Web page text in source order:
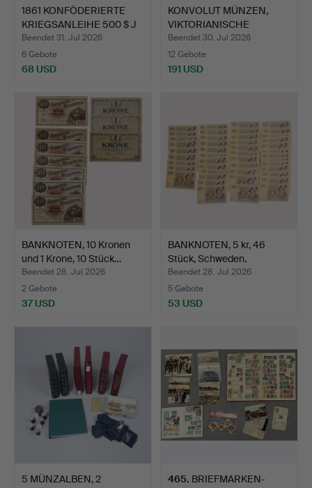
1861 KONFÖDERIERTE
KRIEGSANLEIHE 500 $ J
P…
Beendet 31. Jul 2026
6 Gebote
68 USD
KONVOLUT MÜNZEN,
VIKTORIANISCHE
POLIZEIPFE…
Beendet 30. Jul 2026
12 Gebote
191 USD
BANKNOTEN, 10 Kronen
und 1 Krone, 10 Stück…
Beendet 28. Jul 2026
2 Gebote
37 USD
BANKNOTEN, 5 kr, 46
Stück, Schweden.
Beendet 28. Jul 2026
5 Gebote
53 USD
5 MÜNZALBEN, 2
465. BRIEFMARKEN-